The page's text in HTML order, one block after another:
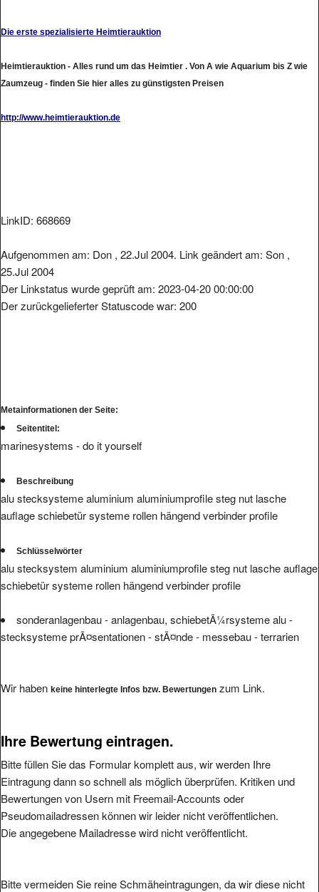
Die erste spezialisierte Heimtierauktion
Heimtierauktion - Alles rund um das Heimtier . Von A wie Aquarium bis Z wie
Zaumzeug - finden Sie hier alles zu günstigsten Preisen
http://www.heimtierauktion.de
LinkID: 668669
Aufgenommen am: Don , 22.Jul 2004. Link geändert am: Son ,
25.Jul 2004
Der Linkstatus wurde geprüft am: 2023-04-20 00:00:00
Der zurückgelieferter Statuscode war: 200
Metainformationen der Seite:
Seitentitel:
marinesystems - do it yourself
Beschreibung
alu stecksysteme aluminium aluminiumprofile steg nut lasche
auflage schiebetür systeme rollen hängend verbinder profile
Schlüsselwörter
alu stecksystem aluminium aluminiumprofile steg nut lasche auflage
schiebetür systeme rollen hängend verbinder profile
sonderanlagenbau - anlagenbau, schiebetÃ¼rsysteme alu -
stecksysteme prÃ¤sentationen - stÃ¤nde - messebau - terrarien
Wir haben keine hinterlegte Infos bzw. Bewertungen zum Link.
Ihre Bewertung eintragen.
Bitte füllen Sie das Formular komplett aus, wir werden Ihre
Eintragung dann so schnell als möglich überprüfen. Kritiken und
Bewertungen von Usern mit Freemail-Accounts oder
Pseudomailadressen können wir leider nicht veröffentlichen.
Die angegebene Mailadresse wird nicht veröffentlicht.
Bitte vermeiden Sie reine Schmäheintragungen, da wir diese nicht